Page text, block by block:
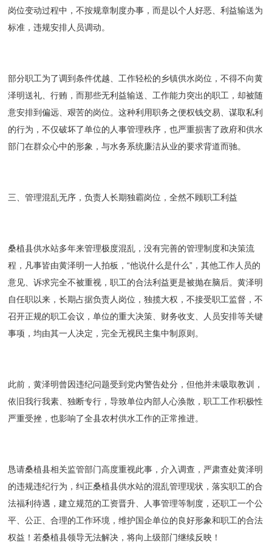
岗位变动过程中，不按规章制度办事，而是以个人好恶、利益输送为
标准，违规安排人员调动。
部分职工为了调到条件优越、工作轻松的乡镇供水岗位，不得不向黄
泽明送礼、行贿，而那些无利益输送、工作能力突出的职工，却被随
意安排到偏远、艰苦的岗位。这种利用职务之便权钱交易、谋取私利
的行为，不仅破坏了单位的人事管理秩序，也严重损害了政府和供水
部门在群众心中的形象，与水务系统廉洁从业的要求背道而驰。
三、管理混乱无序，负责人长期独霸岗位，全然不顾职工利益
桑植县供水站多年来管理极度混乱，没有完善的管理制度和决策流
程，凡事皆由黄泽明一人拍板，“他说什么是什么”，其他工作人员的
意见、诉求完全不被重视，职工的合法利益更是被抛在脑后。黄泽明
自任职以来，长期占据负责人岗位，独揽大权，不接受职工监督，不
召开正规的职工会议，单位的重大决策、财务收支、人员安排等关键
事项，均由其一人决定，完全无视民主集中制原则。
此前，黄泽明曾因违纪问题受到党内警告处分，但他并未吸取教训，
依旧我行我素、独断专行，导致单位内部人心涣散，职工工作积极性
严重受挫，也影响了全县农村供水工作的正常推进。
恳请桑植县相关监管部门高度重视此事，介入调查，严肃查处黄泽明
的违规违纪行为，纠正桑植县供水站的混乱管理现状，落实职工的合
法福利待遇，建立规范的工资晋升、人事管理等制度，还职工一个公
平、公正、合理的工作环境，维护国企单位的良好形象和职工的合法
权益！若桑植县领导无法解决，将向上级部门继续反映！